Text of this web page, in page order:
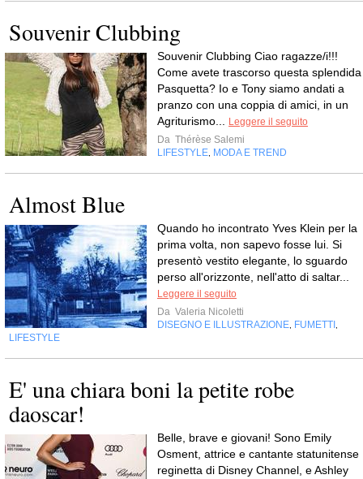
Souvenir Clubbing
Souvenir Clubbing Ciao ragazze/i!!!
Come avete trascorso questa splendida
Pasquetta? Io e Tony siamo andati a
pranzo con una coppia di amici, in un
Agriturismo...
Leggere il seguito
Da Thérèse Salemi
LIFESTYLE MODA E TREND
Almost Blue
Quando ho incontrato Yves Klein per la
prima volta, non sapevo fosse lui. Si
presentò vestito elegante, lo sguardo
perso all'orizzonte, nell'atto di saltar...
Leggere il seguito
Da Valeria Nicoletti
DISEGNO E ILLUSTRAZIONE FUMETTI
LIFESTYLE
E' una chiara boni la petite robe
daoscar!
Belle, brave e giovani! Sono Emily
Osment, attrice e cantante statunitense
reginetta di Disney Channel, e Ashley